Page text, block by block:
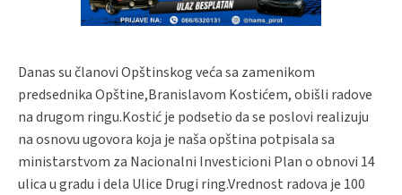
Danas su članovi Opštinskog veća sa zamenikom
predsednika Opštine,Branislavom Kostićem, obišli radove
na drugom ringu.Kostić je podsetio da se poslovi realizuju
na osnovu ugovora koja je naša opština potpisala sa
ministarstvom za Nacionalni Investicioni Plan o obnovi 14
ulica u gradu i dela Ulice Drugi ring.Vrednost radova je 100